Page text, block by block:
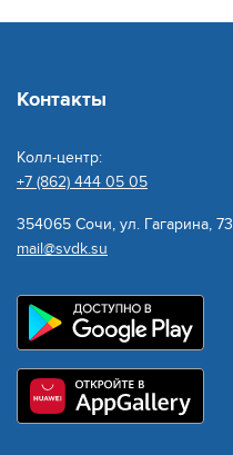
Контакты
Колл-центр:
+7 (862) 444 05 05
354065 Сочи, ул. Гагарина, 73
mail@svdk.su